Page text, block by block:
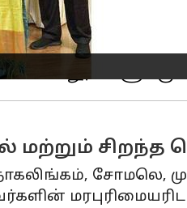
கொண்டிருக்கும்
நாட்டுடைமை
மற்றும் சிறந்த
சோமலெ,